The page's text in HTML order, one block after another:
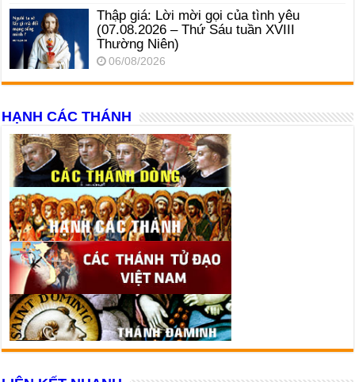
Thập giá: Lời mời gọi của tình yêu
(07.08.2026 – Thứ Sáu tuần XVIII
Thường Niên)
06/08/2026
HẠNH CÁC THÁNH